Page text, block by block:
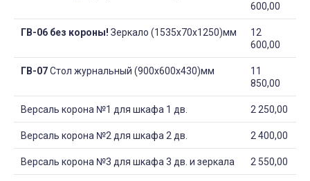
600,00
ГВ-06 без короны! Зеркало (1535х70х1250)мм
12
600,00
ГВ-07Стол журнальный (900х600х430)мм
11
850,00
Версаль корона №1 для шкафа 1 дв. 2 250,00
Версаль корона №2 для шкафа 2 дв. 2 400,00
Версаль корона №3 для шкафа 3 дв. и зеркала 2 550,00